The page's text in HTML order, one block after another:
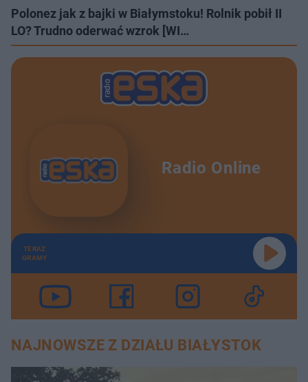
Polonez jak z bajki w Białymstoku! Rolnik pobił II
LO? Trudno oderwać wzrok [WI…
Radio Online
TERAZ
GRAMY
NAJNOWSZE Z DZIAŁU BIAŁYSTOK